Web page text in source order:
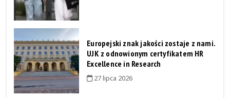
Europejski znak jakości zostaje z nami.
UJK z odnowionym certyfikatem HR
Excellence in Research
27 lipca 2026